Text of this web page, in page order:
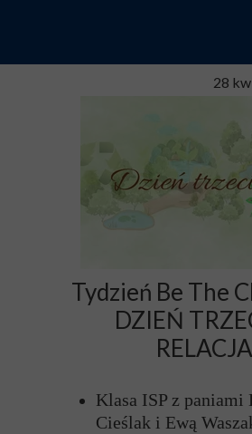
28
Tydzień Be The
DZIEŃ
RELACJA
Klasa ISP z paniami
Cieślak i Ewą